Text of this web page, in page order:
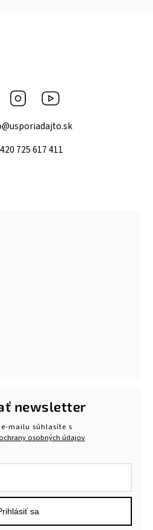
Facebook Instagram
@usporiadajto.sk
725 617 411
newsletter
mailu súhlasíte s
osobných údajov
sa